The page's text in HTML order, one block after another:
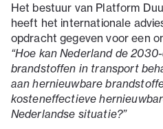
Het bestuur van Platform
heeft het internationale
opdracht gegeven voor een
“Hoe kan Nederland de
brandstoffen in transport
aan hernieuwbare
kosteneffectieve
Nederlandse situatie?”